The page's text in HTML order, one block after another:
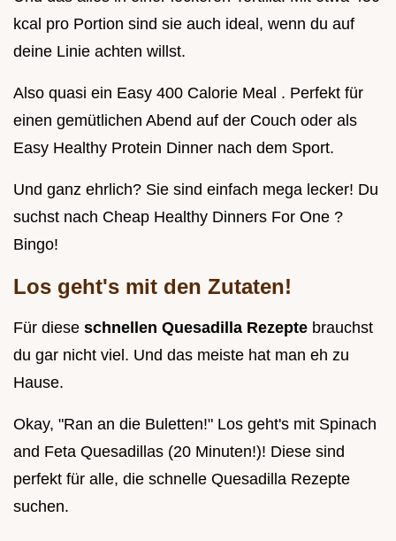
kcal pro Portion sind sie auch ideal, wenn du auf
deine Linie achten willst.
Also quasi ein Easy 400 Calorie Meal . Perfekt für
einen gemütlichen Abend auf der Couch oder als
Easy Healthy Protein Dinner nach dem Sport.
Und ganz ehrlich? Sie sind einfach mega lecker! Du
suchst nach Cheap Healthy Dinners For One ?
Bingo!
Los geht's mit den Zutaten!
Für diese schnellen Quesadilla Rezepte brauchst
du gar nicht viel. Und das meiste hat man eh zu
Hause.
Okay, "Ran an die Buletten!" Los geht's mit Spinach
and Feta Quesadillas (20 Minuten!)! Diese sind
perfekt für alle, die schnelle Quesadilla Rezepte
suchen.